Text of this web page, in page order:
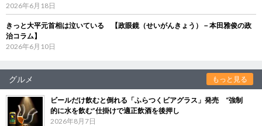
2026年6月18日
きっと大平元首相は泣いている 【政眼鏡（せいがんきょう）－本田雅俊の政
治コラム】
2026年6月10日
グルメ もっと見る
ビールだけ飲むと倒れる「ふらつくビアグラス」発売 “強制
的に水を飲む”仕掛けで適正飲酒を後押し
2026年8月7日